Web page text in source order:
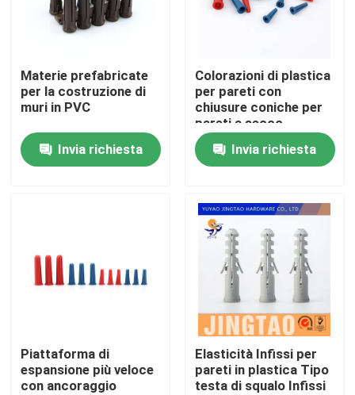
Video
Chi siamo
Fatory Tour
Richiedere un preventivo
Ancoraggio per pareti in nylon
Collegamento di ancoraggio in nylon
Materie prefabricate
per la costruzione di
muri in PVC
Invia richiesta
Colorazioni di plastica
per pareti con
chiusure coniche per
pareti a secco
Invia richiesta
Piattaforma di
espansione più veloce
con ancoraggio
Elasticità Infissi per
pareti in plastica Tipo
testa di squalo Infissi